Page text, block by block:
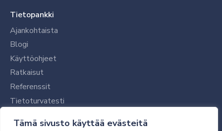
Tämä sivusto käyttää evästeitä
Tietopankki
Ajankohtaista
Blogi
Käyttöohjeet
Ratkaisut
Referenssit
Tietoturvatesti
Tilaajalle